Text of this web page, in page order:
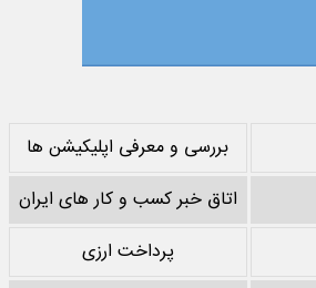
بررسی و معرفی اپلیکیشن ها
اتاق خبر کسب و کار های ایران
پرداخت ارزی